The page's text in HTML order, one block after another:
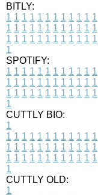
BITLY:
1 1 1 1 1 1 1 1 1 1 1 1
1 1 1 1 1 1 1 1 1 1 1 1
1 1 1 1 1 1 1 1 1 1 1 1
1
SPOTIFY:
1 1 1 1 1 1 1 1 1 1 1 1
1 1 1 1 1 1 1 1 1 1 1 1
1 1 1 1 1 1 1 1 1 1 1 1
1
CUTTLY BIO:
1
1 1 1 1 1 1 1 1 1 1 1 1
1 1 1 1 1 1 1 1 1 1 1 1
1 1 1 1 1 1 1 1 1 1 1 1
1
CUTTLY OLD:
1